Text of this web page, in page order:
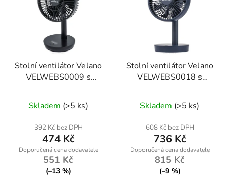
Stolní ventilátor Velano
VELWEBS0009 s
Skladem (>5 ks)
392 Kč bez DPH
474 Kč
551 Kč
(–13 %)
Stolní ventilátor Velano
VELWEBS0018 s
Skladem (>5 ks)
608 Kč bez DPH
736 Kč
815 Kč
(–9 %)